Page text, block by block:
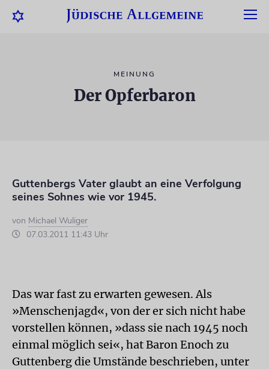
MEINUNG
Der Opferbaron
Guttenbergs Vater glaubt an eine Verfolgung
seines Sohnes wie vor 1945.
von Michael Wuliger
07.03.2011 11:43 Uhr
Das war fast zu erwarten gewesen. Als
»Menschenjagd«, von der er sich nicht habe
vorstellen können, »dass sie nach 1945 noch
einmal möglich sei«, hat Baron Enoch zu
Guttenberg die Umstände beschrieben, unter